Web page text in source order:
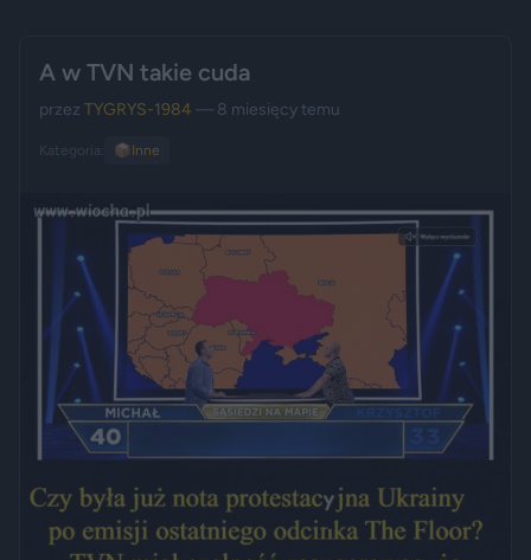
A w TVN takie cuda
przez TYGRYS-1984 — 8 miesięcy temu
Kategoria: 📦 Inne